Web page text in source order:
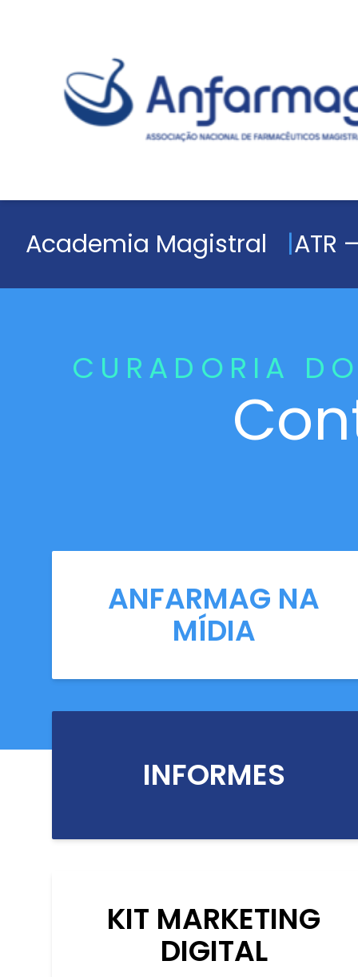
Academia Magistral ATR
CURADORIA
ANFARMAG NA
MÍDIA
INFORMES
KIT MARKETING
DIGITAL